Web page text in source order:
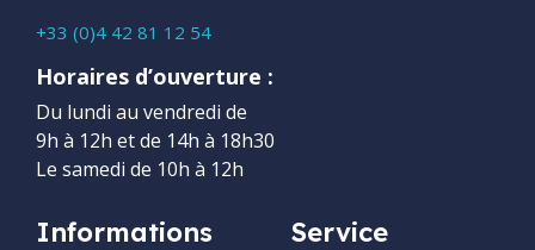
+33 (0)4 42 81 12 54
Horaires d’ouverture :
Du lundi au vendredi de
9h à 12h et de 14h à 18h30
Le samedi de 10h à 12h
Informations Service